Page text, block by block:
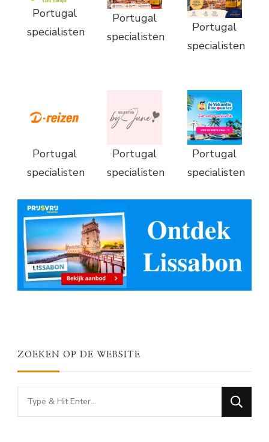
Portugal
specialisten
Portugal
specialisten
Portugal
specialisten
Portugal
specialisten
Portugal
specialisten
Portugal
specialisten
ZOEKEN OP DE WEBSITE
Looking
for